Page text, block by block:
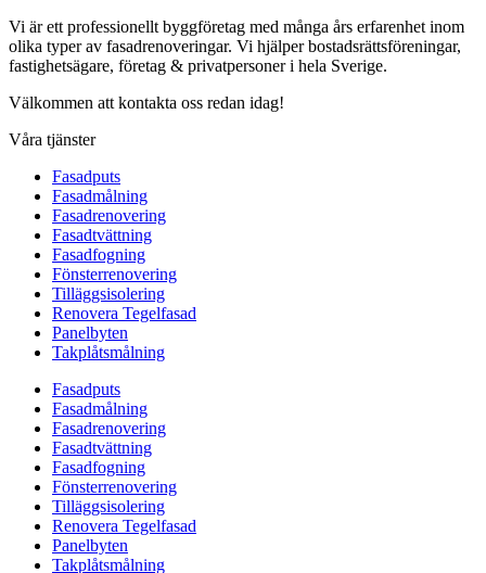
Vi är ett professionellt byggföretag med många års erfarenhet inom
olika typer av fasadrenoveringar. Vi hjälper bostadsrättsföreningar,
fastighetsägare, företag & privatpersoner i hela Sverige.
Välkommen att kontakta oss redan idag!
Våra tjänster
Fasadputs
Fasadmålning
Fasadrenovering
Fasadtvättning
Fasadfogning
Fönsterrenovering
Tilläggsisolering
Renovera Tegelfasad
Panelbyten
Takplåtsmålning
Fasadputs
Fasadmålning
Fasadrenovering
Fasadtvättning
Fasadfogning
Fönsterrenovering
Tilläggsisolering
Renovera Tegelfasad
Panelbyten
Takplåtsmålning